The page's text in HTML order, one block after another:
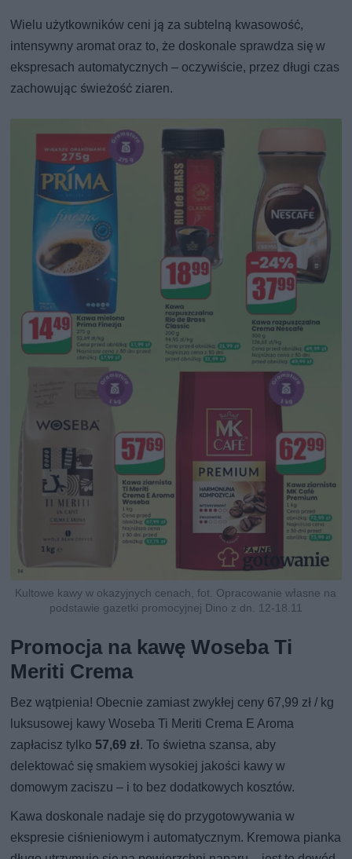
Wielu użytkowników ceni ją za subtelną kwasowość,
intensywny aromat oraz to, że doskonale sprawdza się w
ekspresach automatycznych – oczywiście, przez długi czas
zachowując świeżość ziaren.
Kultowe kawy w okazyjnych cenach, fot. Opracowanie własne na
podstawie gazetki promocyjnej Dino z dn. 12-18.11
Promocja na kawę Woseba Ti
Meriti Crema
Bez wątpienia! Obecnie zamiast zwykłej ceny 67,99 zł / kg
luksusowej kawy Woseba Ti Meriti Crema E Aroma
zapłacisz tylko 57,69 zł. To świetna szansa, aby
delektować się smakiem wysokiej jakości kawy w
domowym zaciszu – i to bez dodatkowych kosztów.
Kawa doskonale nadaje się do przygotowywania w
ekspresie ciśnieniowym i automatycznym. Kremowa pianka